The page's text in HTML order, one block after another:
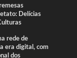
Delícias
rede de
era digital, com
dos